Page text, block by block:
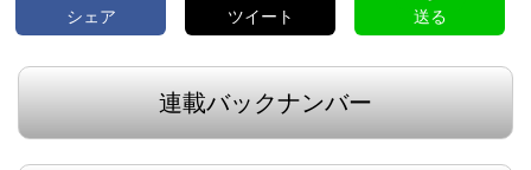
シェア ツイート 送る
連載バックナンバー